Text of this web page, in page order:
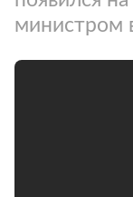
министром